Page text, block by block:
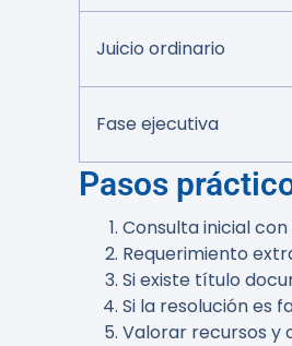
Juicio ordinario
Fase ejecutiva
Pasos
Consulta inicial
Requerimiento
Si existe título
Si la resolución es
Valorar recursos y